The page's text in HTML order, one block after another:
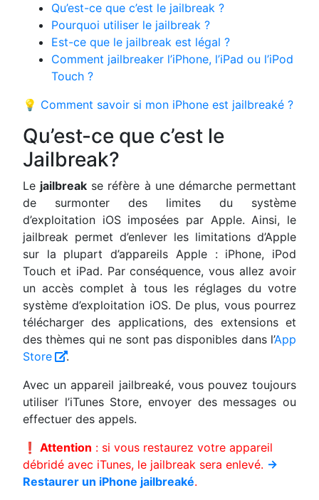
Qu’est-ce que c’est le jailbreak ?
Pourquoi utiliser le jailbreak ?
Est-ce que le jailbreak est légal ?
Comment jailbreaker l’iPhone, l’iPad ou l’iPod
Touch ?
💡 Comment savoir si mon iPhone est jailbreaké ?
Qu’est-ce que c’est le
Jailbreak?
Le jailbreak se réfère à une démarche permettant
de surmonter des limites du système
d’exploitation iOS imposées par Apple. Ainsi, le
jailbreak permet d’enlever les limitations d’Apple
sur la plupart d’appareils Apple : iPhone, iPod
Touch et iPad. Par conséquence, vous allez avoir
un accès complet à tous les réglages du votre
système d’exploitation iOS. De plus, vous pourrez
télécharger des applications, des extensions et
des thèmes qui ne sont pas disponibles dans l’App
Store
.
Avec un appareil jailbreaké, vous pouvez toujours
utiliser l’iTunes Store, envoyer des messages ou
effectuer des appels.
❗ Attention : si vous restaurez votre appareil
débridé avec iTunes, le jailbreak sera enlevé. →
Restaurer un iPhone jailbreaké.